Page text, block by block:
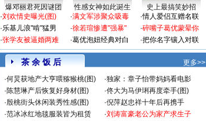
爆邓丽君死因谜团 性感女神如此诞生
史上最搞笑妙招
·刘欢情史曝光(图)
·乐基儿浪"啃"猛男
·张学友被逼婚两难
·满文军涉聚众吸毒
·徐若瑄惨遭"强暴"
·葛优泡妞经典对白
·情人爱侣互赠名联
·碎嘴子葛优蒙晕你
·把你名字镶入对联
茶 余 饭 后
更多>>
·何炅获地产大亨喂猕猴桃(图) ·独家：章子怡带妈妈看电影
·陈慧琳产后恢复好身材(图) ·佟大为马伊琍再度牵手(图)
·殷桃街头休闲装秀性感(图) ·倪萍赵忠祥十年后再携手
·范冰冰红地毯服装皆为租赁 ·刘涛富豪老公为家产求生子